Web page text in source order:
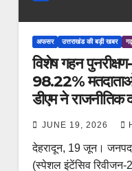
अफसर उत्तराखंड की बड़ी खबर
विशेष गहन
98.22%
डीएम ने राजनीतिक
JUNE 19, 2026
देहरादून, 19 जून। जनपद
(स्पेशल इंटेंसिव रिवीजन-